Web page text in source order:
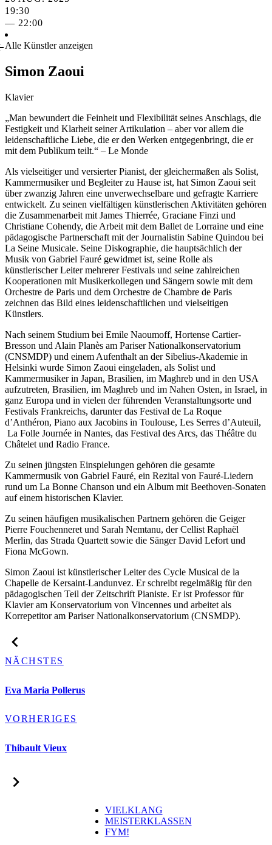
19:30
— 22:00
Alle Künstler anzeigen
Simon Zaoui
Klavier
„Man bewundert die Feinheit und Flexibilität seines Anschlags, die
Festigkeit und Klarheit seiner Artikulation – aber vor allem die
leidenschaftliche Liebe, die er den Werken entgegenbringt, die er
mit dem Publikum teilt.“ – Le Monde
Als vielseitiger und versierter Pianist, der gleichermaßen als Solist,
Kammermusiker und Begleiter zu Hause ist, hat Simon Zaoui seit
über zwanzig Jahren eine unverwechselbare und gefragte Karriere
entwickelt. Zu seinen vielfältigen künstlerischen Aktivitäten gehören
die Zusammenarbeit mit James Thierrée, Graciane Finzi und
Christiane Cohendy, die Arbeit mit dem Ballet de Lorraine und eine
pädagogische Partnerschaft mit der Journalistin Sabine Quindou bei
La Seine Musicale. Seine Diskographie, die hauptsächlich der
Musik von Gabriel Fauré gewidmet ist, seine Rolle als
künstlerischer Leiter mehrerer Festivals und seine zahlreichen
Kooperationen mit Musikerkollegen und Sängern sowie mit dem
Orchestre de Paris und dem Orchestre de Chambre de Paris
zeichnen das Bild eines leidenschaftlichen und vielseitigen
Künstlers.
Nach seinem Studium bei Emile Naoumoff, Hortense Cartier-
Bresson und Alain Planès am Pariser Nationalkonservatorium
(CNSMDP) und einem Aufenthalt an der Sibelius-Akademie in
Helsinki wurde Simon Zaoui eingeladen, als Solist und
Kammermusiker in Japan, Brasilien, im Maghreb und in den USA
aufzutreten, Brasilien, im Maghreb und im Nahen Osten, in Israel, in
ganz Europa und in vielen der führenden Veranstaltungsorte und
Festivals Frankreichs, darunter das Festival de La Roque
d’Anthéron, Piano aux Jacobins in Toulouse, Les Serres d’Auteuil,
La Folle Journée in Nantes, das Festival des Arcs, das Théâtre du
Châtelet und Radio France.
Zu seinen jüngsten Einspielungen gehören die gesamte
Kammermusik von Gabriel Fauré, ein Rezital von Fauré-Liedern
rund um La Bonne Chanson und ein Album mit Beethoven-Sonaten
auf einem historischen Klavier.
Zu seinen häufigen musikalischen Partnern gehören die Geiger
Pierre Fouchenneret und Sarah Nemtanu, der Cellist Raphaël
Merlin, das Strada Quartett sowie die Sänger David Lefort und
Fiona McGown.
Simon Zaoui ist künstlerischer Leiter des Cycle Musical de la
Chapelle de Kersaint-Landunvez. Er schreibt regelmäßig für den
pädagogischen Teil der Zeitschrift Pianiste. Er ist Professor für
Klavier am Konservatorium von Vincennes und arbeitet als
Korrepetitor am Pariser Nationalkonservatorium (CNSMDP).
NÄCHSTES
Eva Maria Pollerus
VORHERIGES
Thibault Vieux
VIELKLANG
MEISTERKLASSEN
FYM!